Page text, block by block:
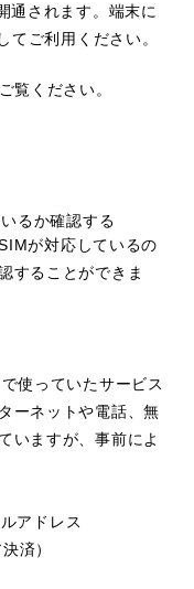
通されます。端末に
てご利用ください。
覧ください。
るか確認する
が対応しているの
することができま
使っていたサービス
ーネットや電話、無
いますが、事前によ
アドレス
済）